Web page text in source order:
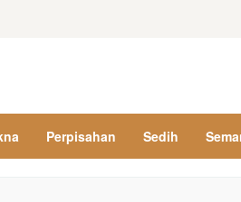
Perpisahan Sedih